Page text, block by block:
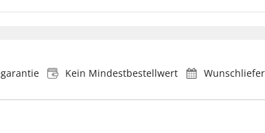
Kein Mindestbestellwert